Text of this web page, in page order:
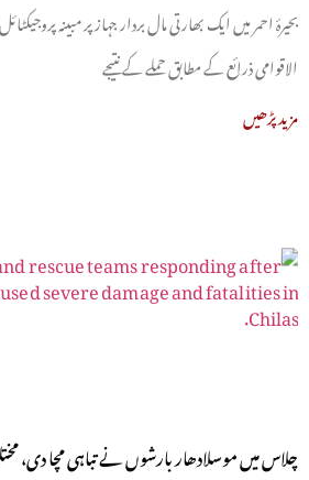
بحیرۂ احمر میں ایک بھارتی مال بردار جہاز پر مبینہ
الاقوامی ذرائع کے مطابق حملے کے نتیجے
مزید پڑھیں